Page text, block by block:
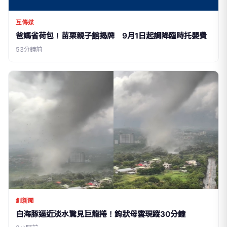
互傳媒
爸媽省荷包！苗栗親子館揭牌 9月1日起調降臨時托嬰費
53分鐘前
創新聞
白海豚逼近淡水驚見巨龍捲！鉤狀母雲現蹤30分鐘